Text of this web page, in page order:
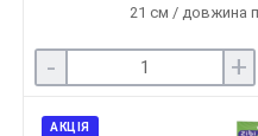
21 см / довжина
- +
АКЦІЯ